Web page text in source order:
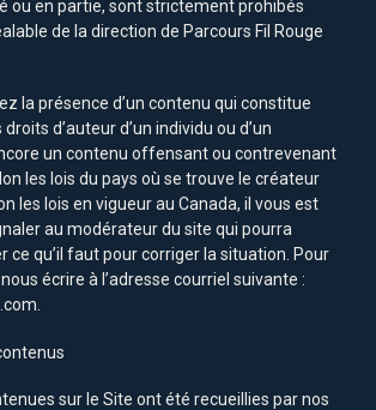
ou en partie, sont strictement prohibés
de la direction de Parcours Fil Rouge
la présence d’un contenu qui constitue
d’auteur d’un individu ou d’un
un contenu offensant ou contrevenant
les lois du pays où se trouve le créateur
les lois en vigueur au Canada, il vous est
au modérateur du site qui pourra
qu’il faut pour corriger la situation. Pour
écrire à l’adresse courriel suivante :
sur le Site ont été recueillies par nos